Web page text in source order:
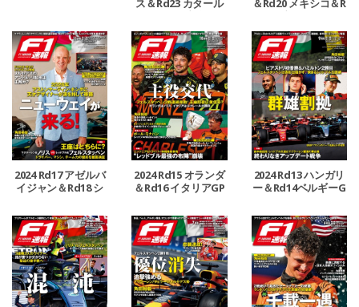
ス＆Rd23 カタール
＆Rd24 アブダビGP
号
＆Rd20 メキシコ＆R
d21 ブラジルGP号
2024 Rd17 アゼルバ
イジャン＆Rd18 シ
2024 Rd15 オランダ
＆Rd16 イタリアGP
2024 Rd13 ハンガリ
ー＆Rd14ベルギーG